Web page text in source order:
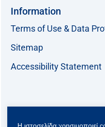
Information
Terms of Use & Data
Sitemap
Accessibility Statement
Η ιστοσελίδα χρησιμοποιεί